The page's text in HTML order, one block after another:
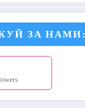
ЗА НАМИ: